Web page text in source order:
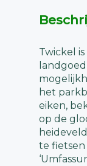
Twickel
het
eiken,
op de
te fietsen